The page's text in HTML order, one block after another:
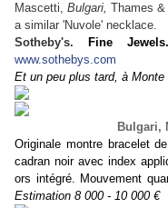
Mascetti, Bulgari, Thames &
a similar 'Nuvole' necklace.
Sotheby's.
Fine
www.sothebys.com
Et un peu plus tard, à
Bulgari,
Originale montre bracelet
cadran noir avec index
ors intégré. Mouvement
Estimation 8 000 - 10 000 €